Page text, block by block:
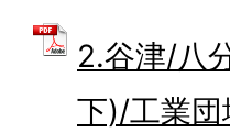
2.谷津/八
下)/工業団